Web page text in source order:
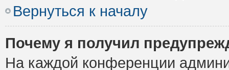
Вернуться к началу
Почему я получил
На каждой конференции